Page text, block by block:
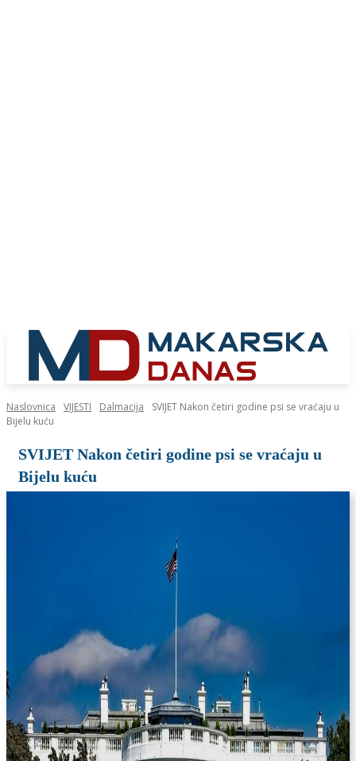
Naslovnica VIJESTI Dalmacija
SVIJET Nakon četiri godine psi se vraćaju u
Bijelu kuću
SVIJET Nakon četiri godine psi se vraćaju u
Bijelu kuću